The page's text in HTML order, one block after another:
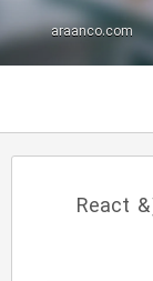
araanco.com
استخدام UI/Frontend Developer (React &